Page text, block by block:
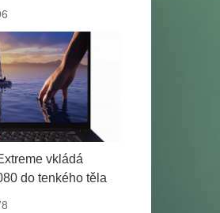
vkládá
do tenkého těla